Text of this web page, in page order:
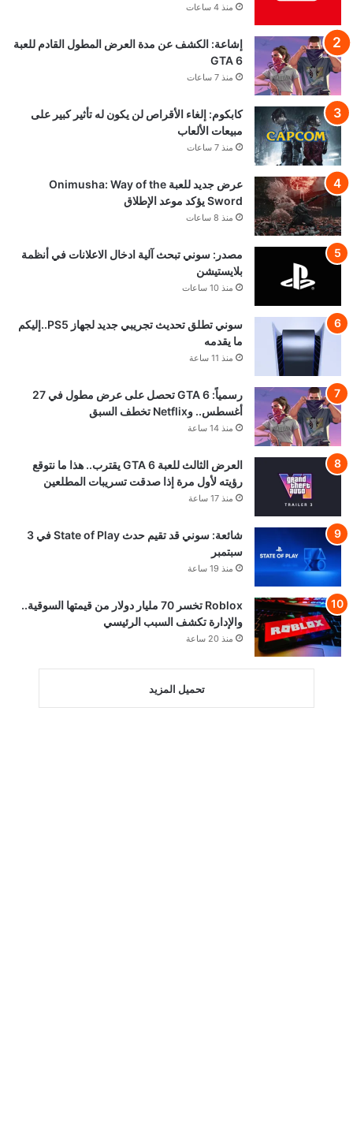
منذ 4 ساعات
إشاعة: الكشف عن مدة العرض المطول القادم للعبة
GTA 6
منذ 7 ساعات
كابكوم: إلغاء الأقراص لن يكون له تأثير كبير على
مبيعات الألعاب
منذ 7 ساعات
عرض جديد للعبة Onimusha: Way of the
Sword يؤكد موعد الإطلاق
منذ 8 ساعات
مصدر: سوني تبحث آلية ادخال الاعلانات في أنظمة
بلايستيشن
منذ 10 ساعات
سوني تطلق تحديث تجريبي جديد لجهاز PS5..إليكم
ما يقدمه
منذ 11 ساعة
رسمياً: GTA 6 تحصل على عرض مطول في 27
أغسطس.. وNetflix تخطف السبق
منذ 14 ساعة
العرض الثالث للعبة GTA 6 يقترب.. هذا ما نتوقع
رؤيته لأول مرة إذا صدقت تسريبات المطلعين
منذ 17 ساعة
شائعة: سوني قد تقيم حدث State of Play في 3
سبتمبر
منذ 19 ساعة
Roblox تخسر 70 مليار دولار من قيمتها السوقية..
والإدارة تكشف السبب الرئيسي
منذ 20 ساعة
تحميل المزيد